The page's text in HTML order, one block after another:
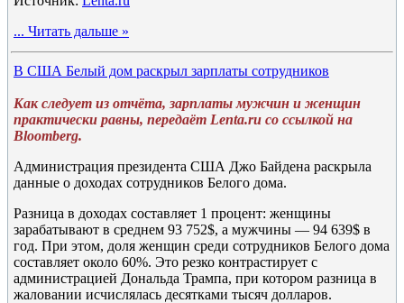
... Читать дальше »
В США Белый дом раскрыл зарплаты сотрудников
Как следует из отчёта, зарплаты мужчин и женщин
практически равны, передаёт Lenta.ru со ссылкой на
Bloomberg.
Администрация президента США Джо Байдена раскрыла
данные о доходах сотрудников Белого дома.
Разница в доходах составляет 1 процент: женщины
зарабатывают в среднем 93 752$, а мужчины — 94 639$ в
год. При этом, доля женщин среди сотрудников Белого дома
составляет около 60%. Это резко контрастирует с
администрацией Дональда Трампа, при котором разница в
жаловании исчислялась десятками тысяч долларов.